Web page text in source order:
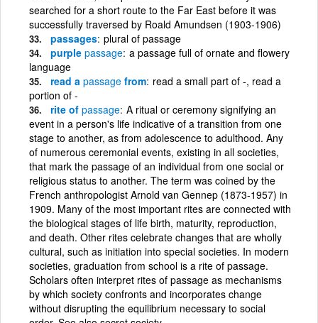
searched for a short route to the Far East before it was
successfully traversed by Roald Amundsen (1903-1906)
passages plural of passage
purple passage a passage full of ornate and flowery
language
read a passage from read a small part of -, read a
portion of -
rite of passage A ritual or ceremony signifying an
event in a person's life indicative of a transition from one
stage to another, as from adolescence to adulthood. Any
of numerous ceremonial events, existing in all societies,
that mark the passage of an individual from one social or
religious status to another. The term was coined by the
French anthropologist Arnold van Gennep (1873-1957) in
1909. Many of the most important rites are connected with
the biological stages of life birth, maturity, reproduction,
and death. Other rites celebrate changes that are wholly
cultural, such as initiation into special societies. In modern
societies, graduation from school is a rite of passage.
Scholars often interpret rites of passage as mechanisms
by which society confronts and incorporates change
without disrupting the equilibrium necessary to social